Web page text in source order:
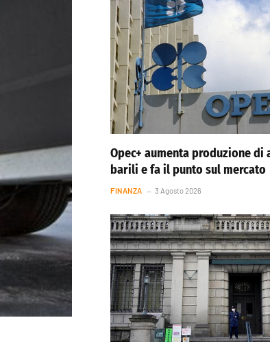
Opec+ aumenta produzione
barili e fa il punto sul mercato
FINANZA 3 Agosto 2026